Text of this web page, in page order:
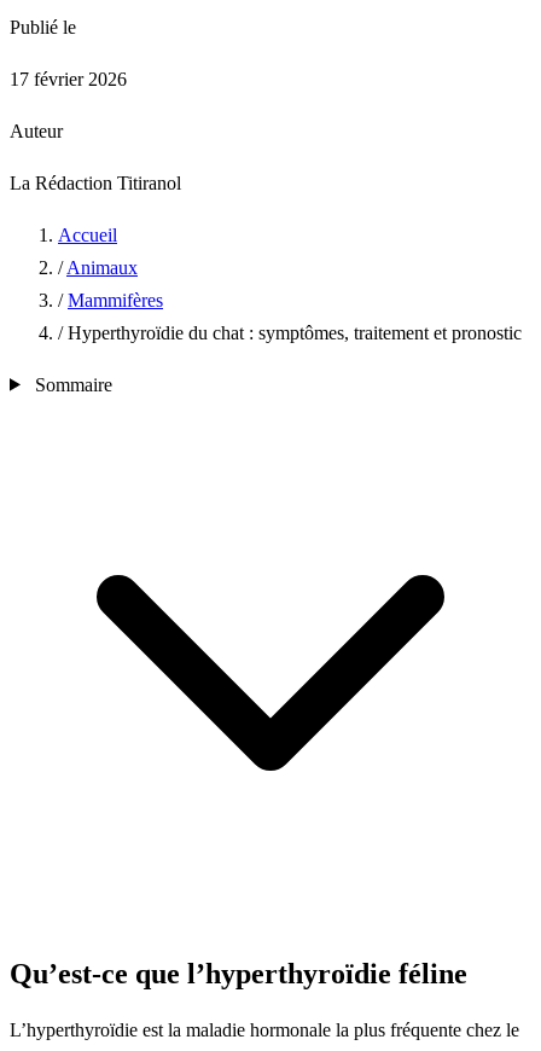
Publié le
17 février 2026
Auteur
La Rédaction Titiranol
Accueil
/ Animaux
/ Mammifères
/ Hyperthyroïdie du chat : symptômes, traitement et pronostic
Sommaire
Qu’est-ce que l’hyperthyroïdie féline
L’hyperthyroïdie est la maladie hormonale la plus fréquente chez le